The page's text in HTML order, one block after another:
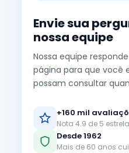
Envie sua
nossa equipe
Nossa equipe
página para que você
possam consultar
+160 mil
Nota 4.9 de 5
Desde 1962
Mais de 60 anos